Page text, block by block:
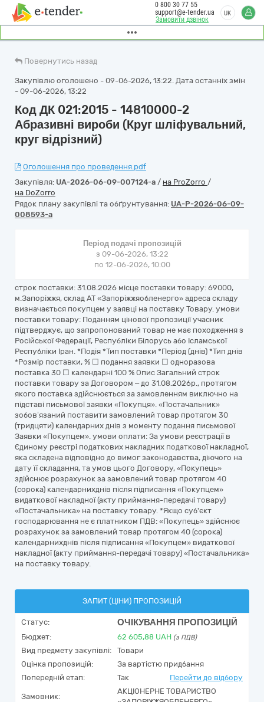
Замовити дзвінок
0 800 30 77 55
support@e-tender.ua
UK
Повернутись назад
Закупівлю оголошено - 09-06-2026, 13:22. Дата останніх змін
- 09-06-2026, 13:22
Код ДК 021:2015 - 14810000-2
Абразивні вироби (Круг шліфувальний,
круг відрізний)
Оголошення про проведення.pdf
Закупівля: UA-2026-06-09-007124-a / на ProZorro /
на DoZorro
Рядок плану закупівлі та обґрунтування: UA-P-2026-06-09-
008593-a
Період подачі пропозицій
з 09-06-2026, 13:22
по 12-06-2026, 10:00
строк поставки: 31.08.2026 місце поставки товару: 69000,
м.Запоріжжя, склад АТ «Запоріжжяобленерго» адреса складу
визначається покупцем у заявці на поставку Товару. умови
поставки товару: Поданням цінової пропозиції учасник
підтверджує, що запропонований товар не має походження з
Російської Федерації, Республіки Білорусь або Ісламської
Республіки Іран. *Подія *Тип поставки *Період (днів) *Тип днів
*Розмір поставки, % ☐ подання заявки ☐ одноразова
поставка 30 ☐ календарні 100 % Опис Загальний строк
поставки товару за Договором – до 31.08.2026р., протягом
якого поставка здійснюється за замовленням виключно на
підставі письмової заявки «Покупця». «Постачальник»
зобов’язаний поставити замовлений товар протягом 30
(тридцяти) календарних днів з моменту подання письмової
Заявки «Покупцем». умови оплати: За умови реєстрації в
Єдиному реєстрі податкових накладних податкової накладної,
яка складена відповідно до вимог законодавства, діючого на
дату її складання, та умов цього Договору, «Покупець»
здійснює розрахунок за замовлений товар протягом 40
(cорока) календарнихднів після підписання «Покупцем»
видаткової накладної (акту приймання-передачі товару)
«Постачальника» на поставку товару. *Якщо суб'єкт
господарювання не є платником ПДВ: «Покупець» здійснює
розрахунок за замовлений товар протягом 40 (сорока)
календарнихднів після підписання «Покупцем» видаткової
накладної (акту приймання-передачі товару) «Постачальника»
на поставку товару.
ЗАПИТ (ЦІНИ) ПРОПОЗИЦІЙ
Статус: ОЧІКУВАННЯ ПРОПОЗИЦІЙ
Бюджет: 62 605,88 UAH (з ПДВ)
Вид предмету закупівлі:
Товари
Оцінка пропозицій:
За вартістю придбання
Попередній етап:
Так Перейти до відбору
Замовник:
АКЦІОНЕРНЕ ТОВАРИСТВО